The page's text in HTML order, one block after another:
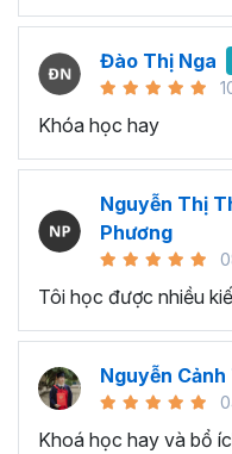
Đào Thị Nga
Khóa học hay
Nguyễn Thị
Phương
Tôi học được nhiều
Nguyễn
Khoá học hay và bổ